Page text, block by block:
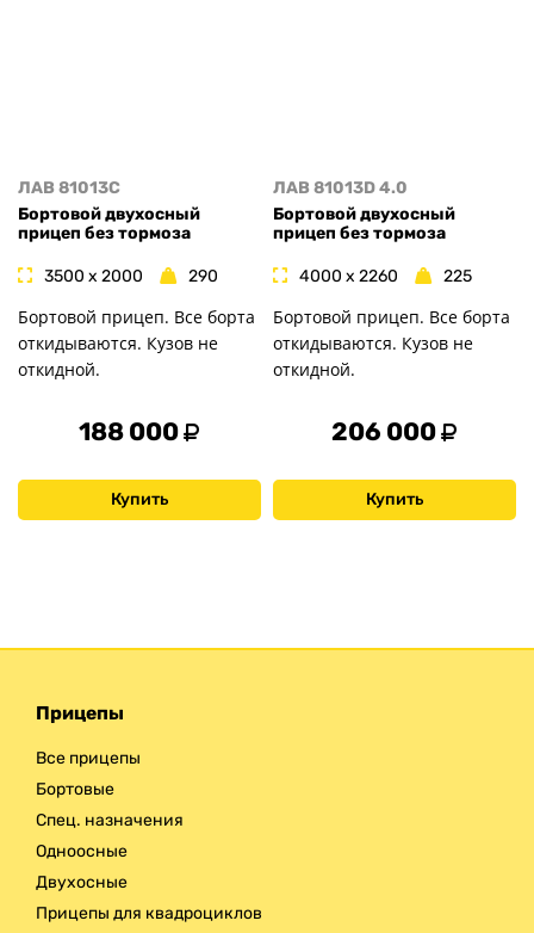
ЛАВ 81013C
Бортовой двухосный
прицеп без тормоза
3500 x 2000 290
Бортовой прицеп. Все борта
откидываются. Кузов не
откидной.
188 000
Купить
ЛАВ 81013D 4.0
Бортовой двухосный
прицеп без тормоза
4000 x 2260 225
Бортовой прицеп. Все борта
откидываются. Кузов не
откидной.
206 000
Купить
Прицепы
Все прицепы
Бортовые
Спец. назначения
Одноосные
Двухосные
Прицепы для квадроциклов